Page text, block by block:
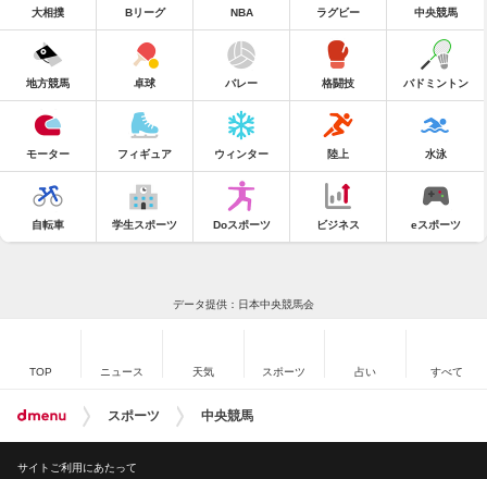
大相撲 Bリーグ NBA ラグビー 中央競馬
地方競馬 卓球 バレー 格闘技 バドミントン
モーター フィギュア ウィンター 陸上 水泳
自転車 学生スポーツ Doスポーツ ビジネス eスポーツ
データ提供：日本中央競馬会
TOP ニュース 天気 スポーツ 占い すべて
スポーツ 中央競馬
サイトご利用にあたって